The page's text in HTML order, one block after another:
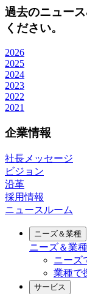
過去のニュー
ください。
2026
2025
2024
2023
2022
2021
企業情報
社長メッセージ
ビジョン
沿革
採用情報
ニュースルーム
ニーズ＆業種
ニーズ＆業種
ニーズ
業種で
サービス